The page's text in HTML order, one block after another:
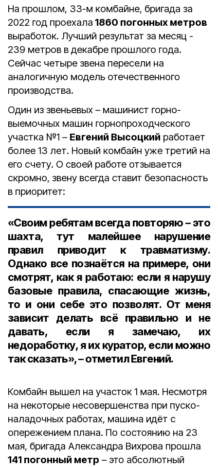
На прошлом, 33-м комбайне, бригада за
2022 год проехала 1860 погонных метров
выработок. Лучший результат за месяц -
239 метров в декабре прошлого года.
Сейчас четыре звена пересели на
аналогичную модель отечественного
производства.
Один из звеньевых – машинист горно-
выемочных машин горнопроходческого
участка №1 – Евгений Высоцкий работает
более 13 лет. Новый комбайн уже третий на
его счету. О своей работе отзывается
скромно, звену всегда ставит безопасность
в приоритет:
«Своим ребятам всегда повторяю – это
шахта, тут малейшее нарушение
правил приводит к травматизму.
Однако все познаётся на примере, они
смотрят, как я работаю: если я нарушу
базовые правила, спасающие жизнь,
то и они себе это позволят. От меня
зависит делать всё правильно и не
давать, если я замечаю, их
недоработку, я их куратор, если можно
так сказать», – отметил Евгений.
Комбайн вышел на участок 1 мая. Несмотря
на некоторые несовершенства при пуско-
наладочных работах, машина идёт с
опережением плана. По состоянию на 23
мая, бригада Александра Вихрова прошла
141 погонный метр – это абсолютный